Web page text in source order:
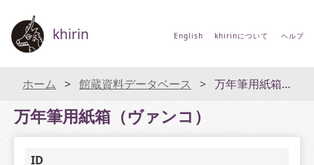
khirin English khirinについて ヘルプ
ホーム 館蔵資料データベース 万年筆用紙箱（ヴァンコ）
万年筆用紙箱（ヴァンコ）
ID